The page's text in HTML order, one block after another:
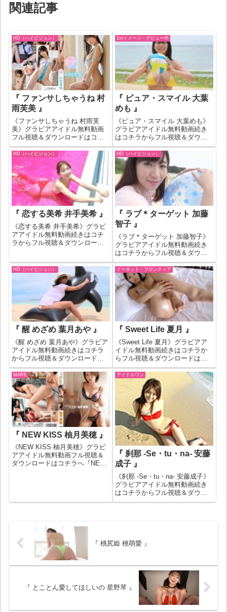
関連記事
HD（ハイビジョン）
『 ファンサしちゃうね 村
雨芙美 』
《ファンサしちゃうね 村雨芙
美》グラビアアイドル無料動画
フル視聴＆ダウンロードはコチ
ラへ『ファンサしちゃうね 村雨
芙美』の作品IDが515082のグラ
ビアアイドル無料動画紹介！一
部作品はお試し無料動画が見れ
ない場合もあります。その場合
はバナ...
1stイメージ・デビュー作
『 ピュア・スマイル 大葉
めも 』
《ピュア・スマイル 大葉めも》
グラビアアイドル無料動画続き
はコチラからフル視聴＆ダウン
ロードはコチラへ『ピュア・ス
マイル 大葉めも』の作品IDが
393966のグラビアアイドル無料
動画紹介！一部作品はお試し無
料動画が見れない場合もありま
す。そ...
HD（ハイビジョン）
『 恋する美希 井手美希 』
《恋する美希 井手美希》グラビ
アアイドル無料動画続きはコチ
ラからフル視聴＆ダウンロード
アアイドル無料動画紹介！一部
作品はお試し無料動画が見れな
い場合もあります。その場合は
バナ...
HD（ハイビジョン）
『 ラブ＊ターゲット 加藤
智子 』
《ラブ＊ターゲット 加藤智子》
グラビアアイドル無料動画続き
はコチラからフル視聴＆ダウン
ロードはコチラへ『ラブ＊ター
ゲット 加藤智子』の作品IDが
214822のグラビアアイドル無料
動画紹介！一部作品はお試し無
料動画が見れない場合もありま
す。そ...
HD（ハイビジョン）
『 醒 めざめ 葉月あや 』
《醒 めざめ 葉月あや》グラビア
アイドル無料動画続きはコチラ
からフル視聴＆ダウンロードは
コチラへ『醒 めざめ 葉月あや』
の作品IDが265862のグラビアア
イドル無料動画紹介！一部作品
はお試し無料動画が見れない場
合もあります。その場合はバ
ナ...
イーネット・フロンティア
『 Sweet Life 夏月 』
《Sweet Life 夏月》グラビアア
イドル無料動画続きはコチラか
らフル視聴＆ダウンロードはコ
チラへ『Sweet Life 夏月』の作
品IDが112661のグラビアアイド
ル無料動画紹介！一部作品はお
試し無料動画が見れない場合も
あります。そ...
MARE
『 NEW KISS 柚月美穂 』
《NEW KISS 柚月美穂》グラビ
アアイドル無料動画フル視聴＆
ダウンロードはコチラへ『NEW
す。その場合はバナークリ...
アイドルワン
『 刹那 -Se・tu・na- 安藤
成子 』
《刹那 -Se・tu・na- 安藤成子》
グラビアアイドル無料動画続き
はコチラからフル視聴＆ダウン
ロードはコチラへ『刹那 -Se・
『 桃尻姫 桃萌愛 』
『 とことん愛してほしいの 星野琴 』